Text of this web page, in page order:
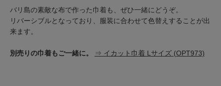
バリ島の素敵な布で作った巾着も、ぜひ一緒にどうぞ。
リバーシブルとなっており、服装に合わせて色替えすることが出
来ます。
別売りの巾着もご一緒に。 ⇒ イカット巾着 Lサイズ (OPT973)